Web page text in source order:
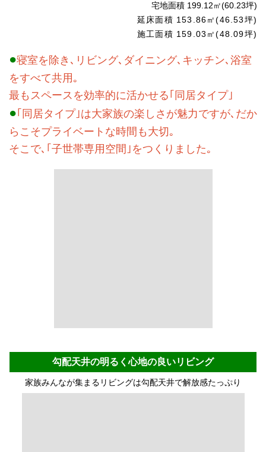
宅地面積 199.12㎡(60.23坪)
延床面積 153.86㎡(46.53坪)
施工面積 159.03㎡(48.09坪)
●寝室を除き､リビング､ダイニング､キッチン､浴室
をすべて共用｡
最もスペースを効率的に活かせる｢同居タイプ｣
●｢同居タイプ｣は大家族の楽しさが魅力ですが､だか
らこそプライベートな時間も大切｡
そこで､｢子世帯専用空間｣をつくりました｡
勾配天井の明るく心地の良いリビング
家族みんなが集まるリビングは勾配天井で解放感たっぷり